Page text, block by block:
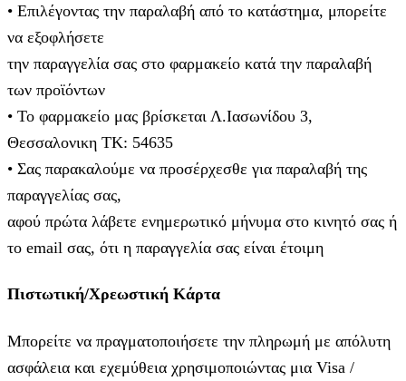
• Επιλέγοντας την παραλαβή από το κατάστημα, μπορείτε
να εξοφλήσετε
την παραγγελία σας στο φαρμακείο κατά την παραλαβή
των προϊόντων
• Το φαρμακείο μας βρίσκεται Λ.Ιασωνίδου 3,
Θεσσαλονικη ΤΚ: 54635
• Σας παρακαλούμε να προσέρχεσθε για παραλαβή της
παραγγελίας σας,
αφού πρώτα λάβετε ενημερωτικό μήνυμα στο κινητό σας ή
το email σας, ότι η παραγγελία σας είναι έτοιμη
Πιστωτική/Χρεωστική Κάρτα
Μπορείτε να πραγματοποιήσετε την πληρωμή με απόλυτη
ασφάλεια και εχεμύθεια χρησιμοποιώντας μια Visa /